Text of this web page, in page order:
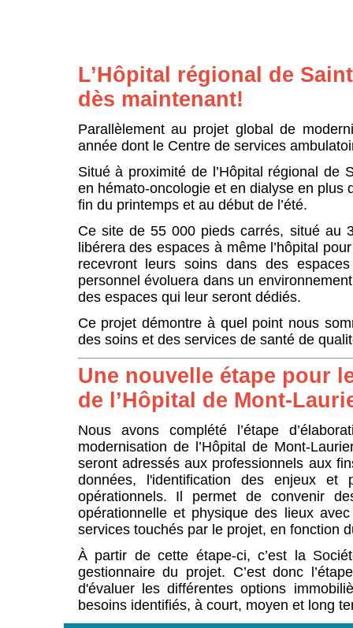
L’Hôpital régional de
dès maintenant!
Parallèlement au projet global de
année dont le Centre de services
Situé à proximité de l’Hôpital régional de
en hémato-oncologie et en dialyse en plus
fin du printemps et au début de l’été.
Ce site de 55 000 pieds carrés, situé au
libérera des espaces à même l’hôpital
recevront leurs soins dans des
personnel évoluera dans un
des espaces qui leur seront dédiés.
Ce projet démontre à quel point nous
des soins et des services de santé de
Une nouvelle étape pour
de l’Hôpital de Mont-
Nous avons complété l’étape
modernisation de l’Hôpital de Mont-
seront adressés aux professionnels aux
données, l'identification des enjeux et
opérationnels. Il permet de convenir
opérationnelle et physique des lieux
services touchés par le projet, en fonction
À partir de cette étape-ci, c’est la
gestionnaire du projet. C’est donc
d'évaluer les différentes options
besoins identifiés, à court, moyen et long